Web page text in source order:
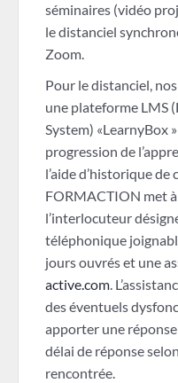
séminaires (vidéo
le distanciel
Zoom.
Pour le distanciel,
une plateforme LMS
System) «LearnyBox
progression de
l’aide d’historique de
FORMACTION met
l’interlocuteur
téléphonique
jours ouvrés et une
active.com.
des éventuels
apporter une
délai de réponse
rencontrée.